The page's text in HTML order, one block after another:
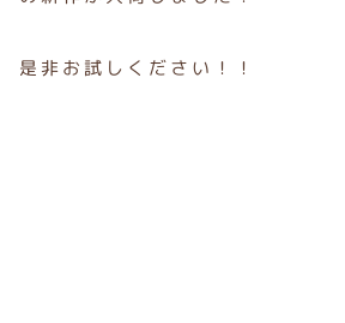
是非お試しください！！